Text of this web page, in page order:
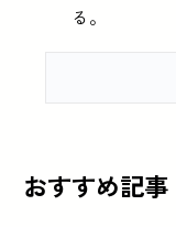
る。
おすすめ記事